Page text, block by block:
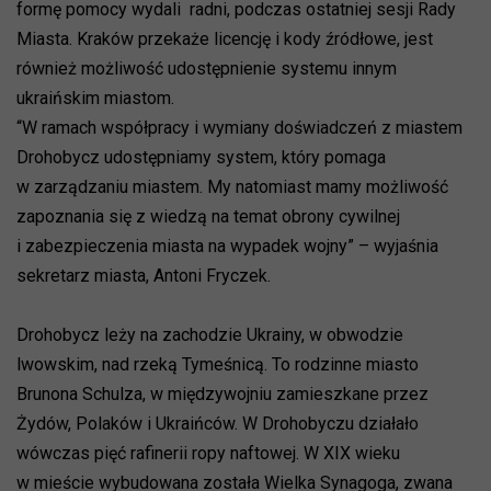
formę pomocy wydali radni, podczas ostatniej sesji Rady
Miasta. Kraków przekaże licencję i kody źródłowe, jest
również możliwość udostępnienie systemu innym
ukraińskim miastom.
“W ramach współpracy i wymiany doświadczeń z miastem
Drohobycz udostępniamy system, który pomaga
w zarządzaniu miastem. My natomiast mamy możliwość
zapoznania się z wiedzą na temat obrony cywilnej
i zabezpieczenia miasta na wypadek wojny” – wyjaśnia
sekretarz miasta, Antoni Fryczek.
Drohobycz leży na zachodzie Ukrainy, w obwodzie
lwowskim, nad rzeką Tymeśnicą. To rodzinne miasto
Brunona Schulza, w międzywojniu zamieszkane przez
Żydów, Polaków i Ukraińców. W Drohobyczu działało
wówczas pięć rafinerii ropy naftowej. W XIX wieku
w mieście wybudowana została Wielka Synagoga, zwana